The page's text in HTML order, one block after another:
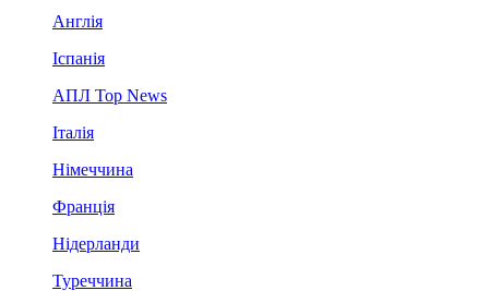
Англія
Іспанія
АПЛ Top News
Італія
Німеччина
Франція
Нідерланди
Туреччина